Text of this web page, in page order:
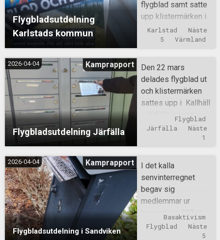
Flygbladsutdelning
Karlstads kommun
flygblad samt satte
upp klistermärken i
Karlstads kommun.
Karlstad
Näste
5
Värmland
Flygbladsutdelning Järfälla
2026-04-04 Kamprapport
Den 22 mars
delades flygblad ut
och klistermärken
sattes upp i Kallhäll
i Järfälla kommun.
Flygblad
Järfälla
Näste
1
Flygbladsutdelning i Sandviken
2026-04-04 Kamprapport
I det kalla
senvinterregnet
begav sig
medlemmar ur
kampgrupp 502 ut i
östra Sandviken och
Basaktivism
Flygblad
Näste
5